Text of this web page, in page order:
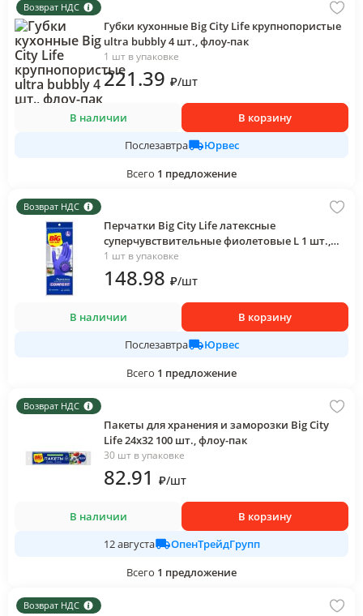
Возврат НДС
Губки кухонные Big City Life крупнопористые
ultra bubbly 4 шт., флоу-пак
1 шт в упаковке
221.39 ₽/шт
В наличии
В корзину
Послезавтра
Юрвес
Всего 1 предложение
Возврат НДС
Перчатки Big City Life латексные
суперчувствительные фиолетовые L 1 шт.,
пакет
1 шт в упаковке
148.98 ₽/шт
В наличии
В корзину
Послезавтра
Юрвес
Всего 1 предложение
Возврат НДС
Пакеты для хранения и заморозки Big City
Life 24х32 100 шт., флоу-пак
30 шт в упаковке
82.91 ₽/шт
В наличии
В корзину
12 августа
ОпенТрейдГрупп
Всего 1 предложение
Возврат НДС